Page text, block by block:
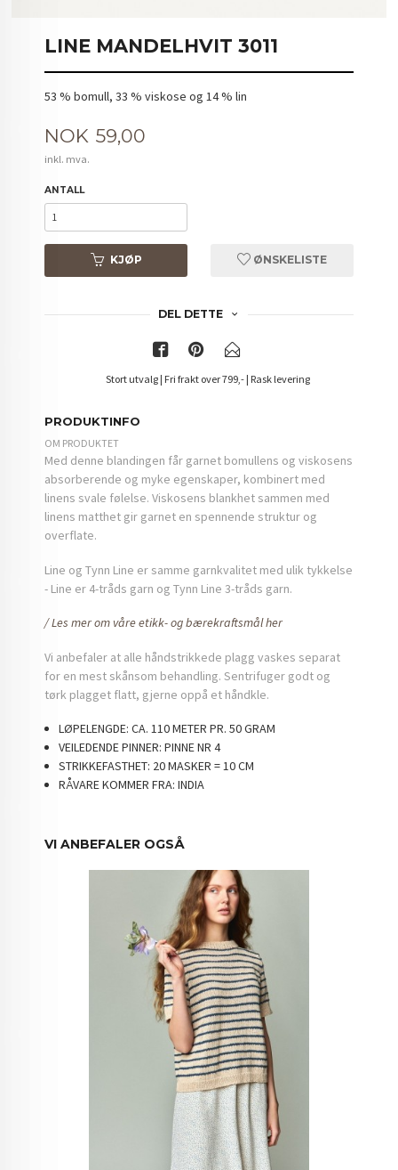
LINE MANDELHVIT 3011
53 % bomull, 33 % viskose og 14 % lin
Pris
NOK 59,00
inkl. mva.
ANTALL
KJØP ØNSKELISTE
DEL DETTE
Stort utvalg | Fri frakt over 799,- | Rask levering
PRODUKTINFO
OM PRODUKTET
Med denne blandingen får garnet bomullens og viskosens
absorberende og myke egenskaper, kombinert med
linens svale følelse. Viskosens blankhet sammen med
linens matthet gir garnet en spennende struktur og
overflate.
Line og Tynn Line er samme garnkvalitet med ulik tykkelse
- Line er 4-tråds garn og Tynn Line 3-tråds garn.
/ Les mer om våre etikk- og bærekraftsmål her
Vi anbefaler at alle håndstrikkede plagg vaskes separat
for en mest skånsom behandling. Sentrifuger godt og
tørk plagget flatt, gjerne oppå et håndkle.
LØPELENGDE: CA. 110 METER PR. 50 GRAM
VEILEDENDE PINNER: PINNE NR 4
STRIKKEFASTHET: 20 MASKER = 10 CM
RÅVARE KOMMER FRA: INDIA
VI ANBEFALER OGSÅ